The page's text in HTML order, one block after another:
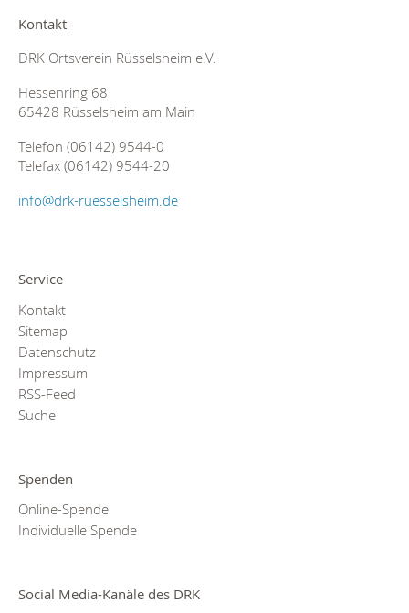
Kontakt
DRK Ortsverein Rüsselsheim e.V.
Hessenring 68
65428 Rüsselsheim am Main
Telefon (06142) 9544-0
Telefax (06142) 9544-20
info@drk-ruesselsheim.de
Service
Kontakt
Sitemap
Datenschutz
Impressum
RSS-Feed
Suche
Spenden
Online-Spende
Individuelle Spende
Social Media-Kanäle des DRK